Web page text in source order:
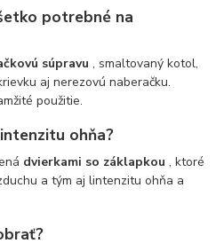
potrebné na
súpravu , smaltovaný kotol,
aj nerezovú naberačku.
použitie.
ohňa?
dvierkami so záklapkou , ktoré
a tým aj lintenzitu ohňa a